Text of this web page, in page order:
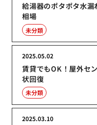
給湯器のポタポタ水
相場
未分類
賃貸でもOK！屋外セ
状回復
2025.05.02
未分類
2025.03.10